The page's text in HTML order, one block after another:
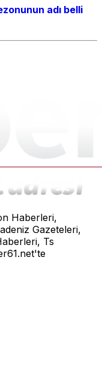
adı belli
Haberleri,
Gazeteleri,
Ts